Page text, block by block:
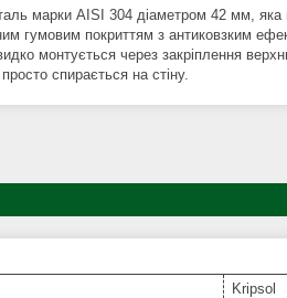
марки AISI 304 діаметром 42 мм, яка
гумовим покриттям з антиковзким
монтується через закріплення
спирається на стіну.
Kripsol